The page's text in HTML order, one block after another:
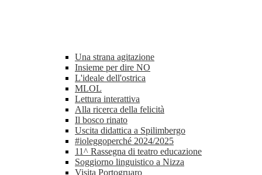
Una strana agitazione
Insieme per dire NO
L'ideale dell'ostrica
MLOL
Lettura interattiva
Alla ricerca della felicità
Il bosco rinato
Uscita didattica a Spilimbergo
#ioleggoperché 2024/2025
11^ Rassegna di teatro educazione
Soggiorno linguistico a Nizza
Visita Portogruaro